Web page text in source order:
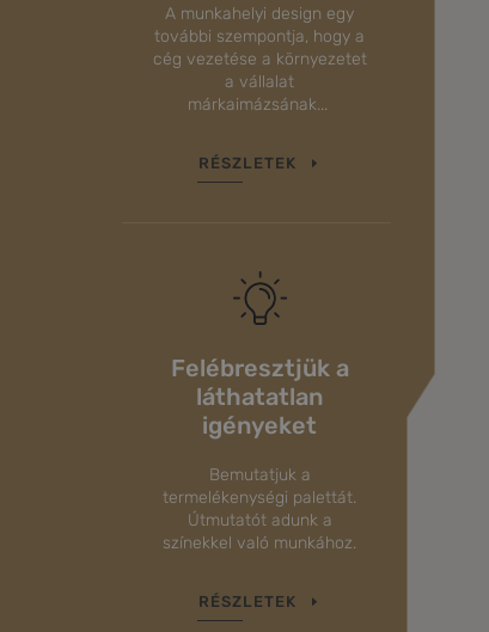
A munkahelyi design egy
további szempontja, hogy a
cég vezetése a környezetet
a vállalat
márkaimázsának...
RÉSZLETEK
Felébresztjük a
láthatatlan
igényeket
Bemutatjuk a
termelékenységi palettát.
Útmutatót adunk a
színekkel való munkához.
RÉSZLETEK